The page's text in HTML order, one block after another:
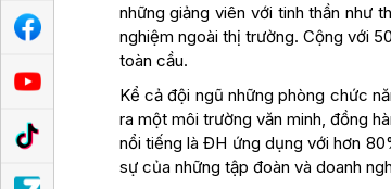
những giảng viên với tinh thần như
nghiệm ngoài thị trường. Cộng với
toàn cầu.
Kể cả đội ngũ những phòng chức
ra một môi trường văn minh, đồng
nổi tiếng là ĐH ứng dụng với hơn
sự của những tập đoàn và doanh